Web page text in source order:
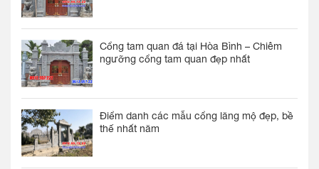
Cổng tam quan đá tại Hòa Bình – Chiêm
ngưỡng cổng tam quan đẹp nhất
Điểm danh các mẫu cổng lăng mộ đẹp, bề
thế nhất năm